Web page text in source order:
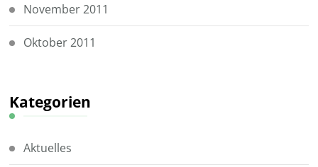
November 2011
Oktober 2011
Kategorien
Aktuelles